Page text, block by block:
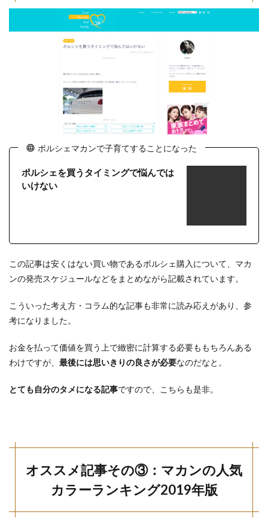
ポルシェマカンで子育てすることになった
ポルシェを買うタイミングで悩んでは
いけない
この記事は安くはない買い物であるポルシェ購入について、マカ
ンの発売スケジュールなどをまとめながら記載されています。
こういった考え方・コラム的な記事も非常に読み応えがあり、参
考になりました。
お金を払って価値を買う上で緻密に計算する必要ももちろんある
わけですが、 最後には思いきりの良さが必要なのだなと。
とても自分のタメになる記事ですので、こちらも是非。
オススメ記事その③：マカンの人気
カラーランキング2019年版